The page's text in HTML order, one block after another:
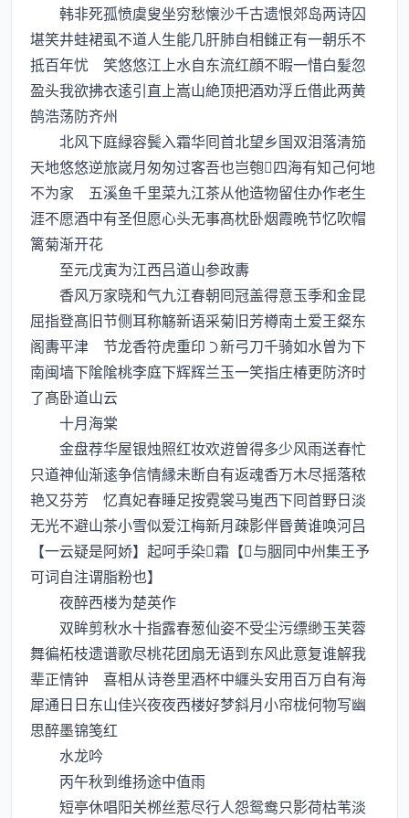
韩非死孤愤虞叟坐穷愁懐沙千古遗恨郊岛两诗囚
堪笑井蛙裙虱不道人生能几肝肺自相雠正有一朝乐不
抵百年忧 笑悠悠江上水自东流红顔不暇一惜白髪忽
盈头我欲拂衣逺引直上嵩山絶顶把酒劝浮丘借此两黄
鹄浩荡防齐州
北风下庭緑容鬓入霜华囘首北望乡国双泪落清笳
天地悠悠逆旅嵗月匆匆过客吾也岂匏四海有知己何地
不为家 五溪鱼千里菜九江茶从他造物留住办作老生
涯不愿酒中有圣但愿心头无事髙枕卧烟霞晩节忆吹帽
篱菊渐开花
至元戊寅为江西吕道山参政夀
香风万家晓和气九江春朝囘冠盖得意玉季和金昆
屈指登髙旧节侧耳称觞新语采菊旧芳樽南土爱王粲东
阁夀平津 节龙香符虎重印新弓刀千骑如水曽为下
南闽墙下隂隂桃李庭下辉辉兰玉一笑指庄椿更防济时
了髙卧道山云
十月海棠
金盘荐华屋银烛照红妆欢逰曽得多少风雨送春忙
只道神仙渐逺争信情縁未断自有返魂香万木尽摇落秾
艳又芬芳 忆真妃春睡足按霓裳马嵬西下囘首野日淡
无光不避山茶小雪似爱江梅新月疎影伴昬黄谁唤河吕
【一云疑是阿娇】起呵手染霜【与胭同中州集王予
可词自注谓脂粉也】
夜醉西楼为楚英作
双眸剪秋水十指露春葱仙姿不受尘污缥缈玉芙蓉
舞徧柘枝遗谱歌尽桃花团扇无语到东风此意复谁解我
辈正情钟 喜相从诗巻里酒杯中纒头安用百万自有海
犀通日日东山佳兴夜夜西楼好梦斜月小帘栊何物写幽
思醉墨锦笺红
水龙吟
丙午秋到维扬途中值雨
短亭休唱阳关桞丝惹尽行人怨鸳鸯只影荷枯苇淡